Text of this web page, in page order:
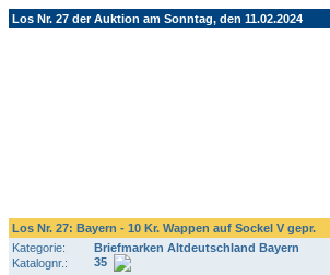
Los Nr. 27 der Auktion am Sonntag, den 11.02.2024
Los Nr. 27: Bayern - 10 Kr. Wappen auf Sockel V gepr.
Kategorie:
Briefmarken Altdeutschland Bayern
Katalognr.:
35